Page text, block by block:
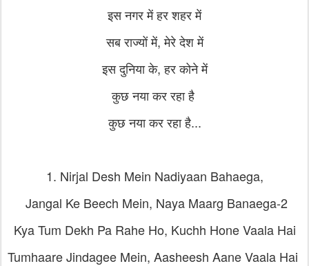
इस नगर में हर शहर में
सब राज्यों में, मेरे देश में
इस दुनिया के, हर कोने में
कुछ नया कर रहा है
कुछ नया कर रहा है...
1. Nirjal Desh Mein Nadiyaan Bahaega,
Jangal Ke Beech Mein, Naya Maarg Banaega-2
Kya Tum Dekh Pa Rahe Ho, Kuchh Hone Vaala Hai
Tumhaare Jindagee Mein, Aasheesh Aane Vaala Hai